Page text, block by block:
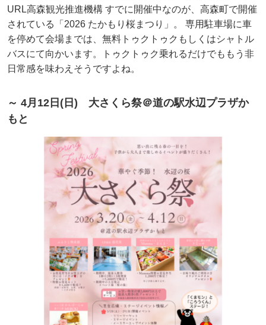
URL高森観光推進機構 すでに開催中なのが、高森町で開催
されている「2026 たかもり桜まつり」。 専用駐車場に車
を停めて会場までは、無料トゥクトゥクもしくはシャトル
バスにて向かいます。トゥクトゥク乗れるだけでももう非
日常感を味わえそうですよね。
～ 4月12日(日) 大さくら祭＠道の駅水辺プラザか
もと